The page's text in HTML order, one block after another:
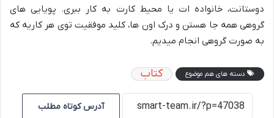
دوستانت، خانواده ات یا محیط کارت به کار ببری. پویایی های
گروهی همه جا هستن و درک اون ها، کلید موفقیت توی هر کاریه که
به صورت گروهی انجام میدیم.
دسته های هم موضوع کتاب
آدرس کوتاه مطلب